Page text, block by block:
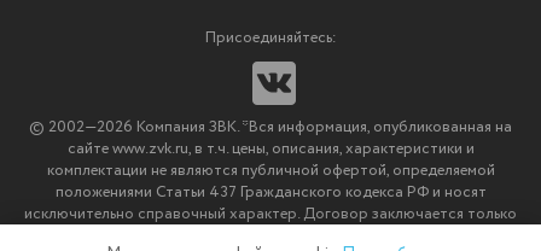
Мультимедийное оборудование
Импортозамещение ПО
© 2002—2026 Компания ЗВК. *Вся информация, опубликованная на
сайте www.zvk.ru, в т.ч. цены, описания, характеристики и
комплектации не являются публичной офертой, определяемой
положениями Статьи 437 Гражданского кодекса РФ и носят
исключительно справочный характер. Договор заключается только
Присоединяйтесь: